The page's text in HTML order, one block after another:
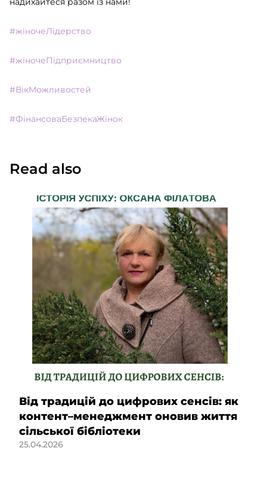
#жіночеЛідерство
#жіночеПідприємництво
#ВікМожливостей
#ФінансоваБезпекаЖінок
Read also
Від традицій до цифрових сенсів: як
контент–менеджмент оновив життя
сільської бібліотеки
25.04.2026